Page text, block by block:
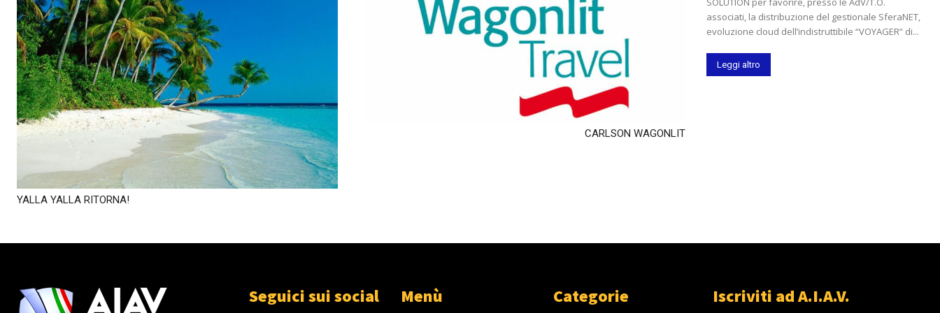
YALLA YALLA RITORNA!
CARLSON WAGONLIT
associati, la distribuzione del gestionale SferaNET,
evoluzione cloud dell’indistruttibile “VOYAGER” di...
Leggi altro
Seguici sui social Menù Categorie Iscriviti ad A.I.A.V.